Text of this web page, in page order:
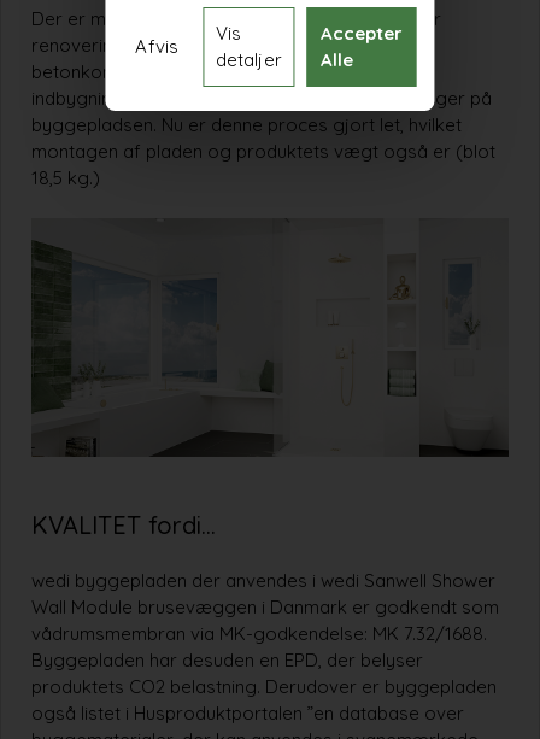
Der er med produktet skabt en unik mulighed for
renoveringsprojekter såvel som nybyg CLT og
betonkonstruktioner, hvor installationer af
indbygningsarmaturer kan kræve store tilpasninger på
byggepladsen. Nu er denne proces gjort let, hvilket
montagen af pladen og produktets vægt også er (blot
18,5 kg.)
KVALITET fordi…
wedi byggepladen der anvendes i wedi Sanwell Shower
Wall Module brusevæggen i Danmark er godkendt som
vådrumsmembran via MK-godkendelse: MK 7.32/1688.
Byggepladen har desuden en EPD, der belyser
produktets CO2 belastning. Derudover er byggepladen
også listet i Husproduktportalen ”en database over
Afvis
Vis
detaljer
Accepter
Alle